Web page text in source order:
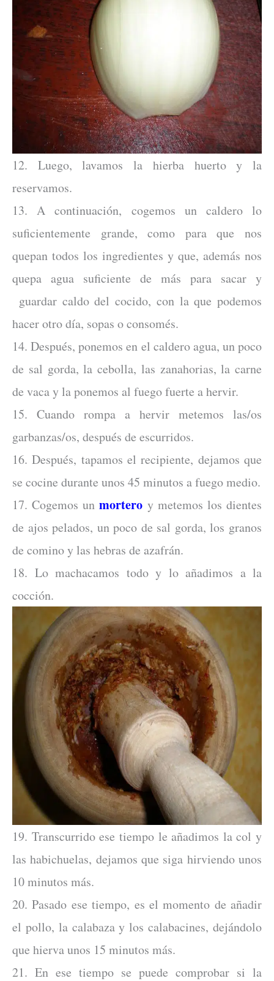
12. Luego, lavamos la hierba huerto y la
reservamos.
13. A continuación, cogemos un caldero lo
suficientemente grande, como para que nos
quepan todos los ingredientes y que, además nos
quepa agua suficiente de más para sacar y
guardar caldo del cocido, con la que podemos
hacer otro día, sopas o consomés.
14. Después, ponemos en el caldero agua, un poco
de sal gorda, la cebolla, las zanahorias, la carne
de vaca y la ponemos al fuego fuerte a hervir.
15. Cuando rompa a hervir metemos las/os
garbanzas/os, después de escurridos.
16. Después, tapamos el recipiente, dejamos que
se cocine durante unos 45 minutos a fuego medio.
17. Cogemos unmortero y metemos los dientes
de ajos pelados, un poco de sal gorda, los granos
de comino y las hebras de azafrán.
18. Lo machacamos todo y lo añadimos a la
cocción.
19. Transcurrido ese tiempo le añadimos la col y
las habichuelas, dejamos que siga hirviendo unos
10 minutos más.
20. Pasado ese tiempo, es el momento de añadir
el pollo, la calabaza y los calabacines, dejándolo
que hierva unos 15 minutos más.
21. En ese tiempo se puede comprobar si la